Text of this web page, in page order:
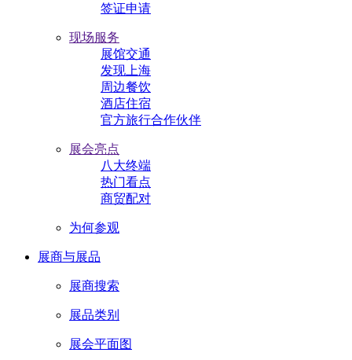
签证申请
现场服务
展馆交通
发现上海
周边餐饮
酒店住宿
官方旅行合作伙伴
展会亮点
八大终端
热门看点
商贸配对
为何参观
展商与展品
展商搜索
展品类别
展会平面图